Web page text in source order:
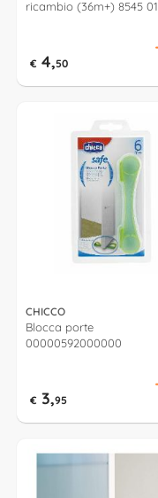
ricambio (36m+) 8545 01
€ 4,50
CHICCO
Blocca porte
00000592000000
€ 3,95